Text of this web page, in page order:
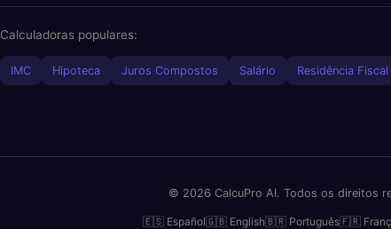
Calculadoras populares:
IMC Hipoteca Juros Compostos Salário Residência Fiscal
© 2026 CalcuPro AI. Todos os direitos
🇪🇸 Español🇬🇧 English🇧🇷 Português🇫🇷